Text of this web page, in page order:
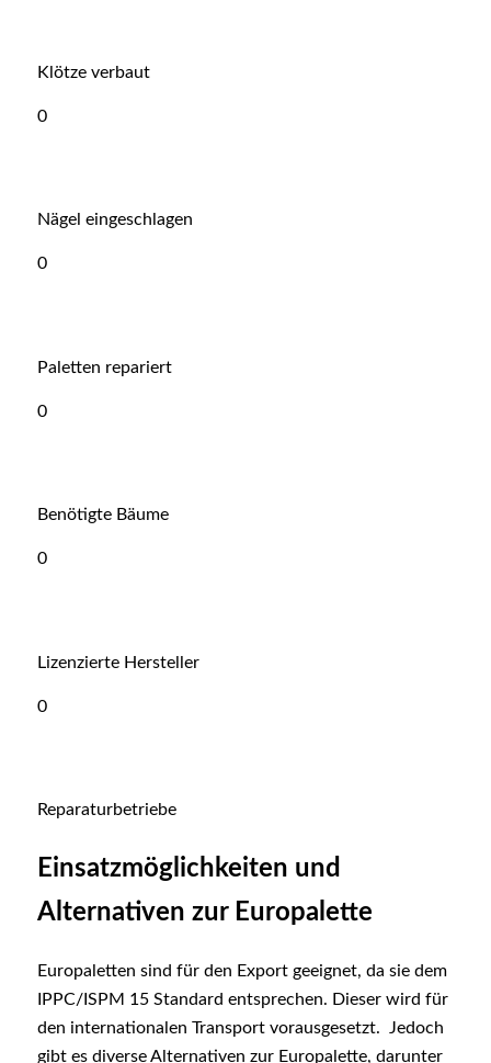
Klötze verbaut
0
Nägel eingeschlagen
0
Paletten repariert
0
Benötigte Bäume
0
Lizenzierte Hersteller
0
Reparaturbetriebe
Einsatzmöglichkeiten und
Alternativen zur Europalette
Europaletten sind für den Export geeignet, da sie dem
IPPC/ISPM 15 Standard entsprechen. Dieser wird für
den internationalen Transport vorausgesetzt. Jedoch
gibt es diverse Alternativen zur Europalette, darunter